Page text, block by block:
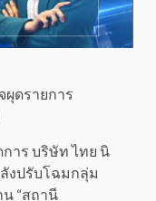
ผุดรายการ
าร บริษัท ไทย นิ
ลังปรับโฉมกลุ่ม
“สถานี